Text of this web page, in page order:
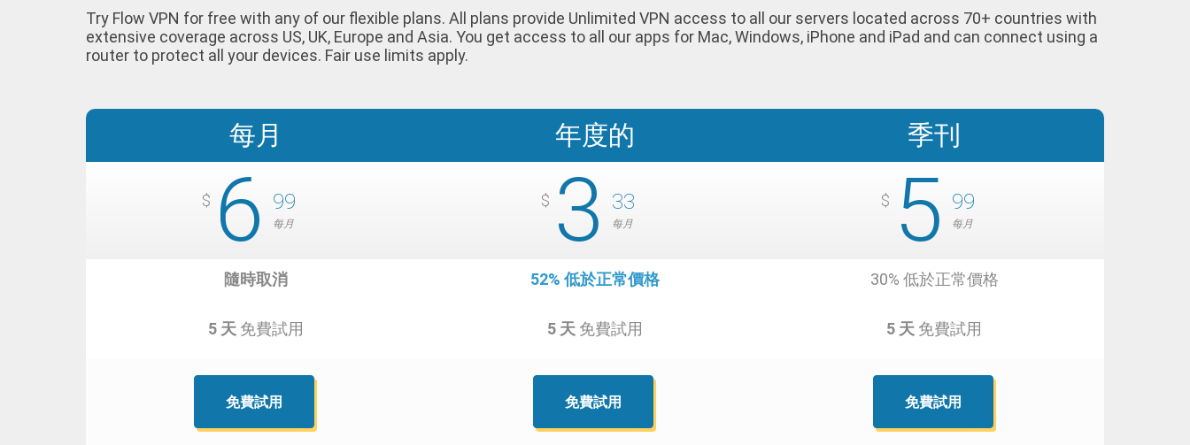
Try Flow VPN for free with any of our flexible plans. All plans provide Unlimited VPN access to all our servers located across 70+ countries with
extensive coverage across US, UK, Europe and Asia. You get access to all our apps for Mac, Windows, iPhone and iPad and can connect using a
router to protect all your devices. Fair use limits apply.
每月
$ 6 99
每月
隨時取消
5 天免費試用
免費試用
年度的
$ 3 33
每月
52% 低於正常價格
5 天免費試用
免費試用
季刊
$ 5 99
每月
30% 低於正常價格
5 天 免費試用
免費試用